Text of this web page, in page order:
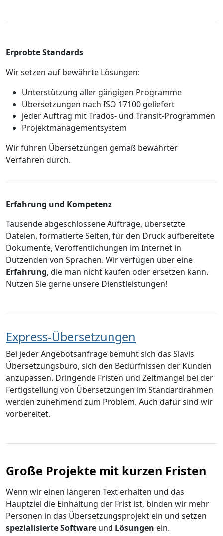
Erprobte Standards
Wir setzen auf bewährte Lösungen:
Unterstützung aller gängigen Programme
Übersetzungen nach ISO 17100 geliefert
jeder Auftrag mit Trados- und Transit-Programmen
Projektmanagementsystem
Wir führen Übersetzungen gemäß bewährter
Verfahren durch.
Erfahrung und Kompetenz
Tausende abgeschlossene Aufträge, übersetzte
Dateien, formatierte Seiten, für den Druck aufbereitete
Dokumente, Veröffentlichungen im Internet in
Dutzenden von Sprachen. Wir verfügen über eine
Erfahrung, die man nicht kaufen oder ersetzen kann.
Nutzen Sie gerne unsere Dienstleistungen!
Express-Übersetzungen
Bei jeder Angebotsanfrage bemüht sich das Slavis
Übersetzungsbüro, sich den Bedürfnissen der Kunden
anzupassen. Dringende Fristen und Zeitmangel bei der
Fertigstellung von Übersetzungen im Standardrahmen
werden zunehmend zum Problem. Auch dafür sind wir
vorbereitet.
Große Projekte mit kurzen Fristen
Wenn wir einen längeren Text erhalten und das
Hauptziel die Einhaltung der Frist ist, binden wir mehr
Personen in das Übersetzungsprojekt ein und setzen
spezialisierte Software und Lösungen ein.